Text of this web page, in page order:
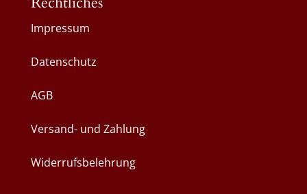
Impressum
Datenschutz
AGB
Versand- und Zahlung
Widerrufsbelehrung